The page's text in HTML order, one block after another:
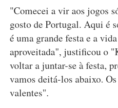
"Comecei a vir aos jogos
gosto de Portugal. Aqui é
é uma grande festa e a
aproveitada", justificou o
voltar a juntar-se à festa,
vamos deitá-los abaixo.
valentes".